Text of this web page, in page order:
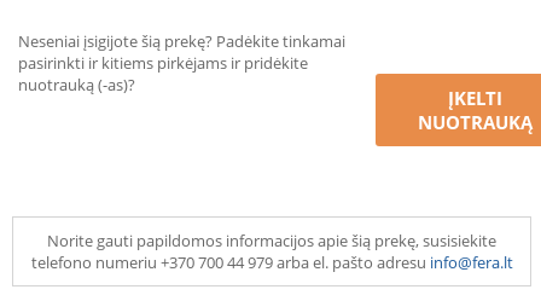
Neseniai įsigijote šią prekę? Padėkite tinkamai
pasirinkti ir kitiems pirkėjams ir pridėkite
nuotrauką (-as)?
ĮKELTI
NUOTRAUKĄ
Norite gauti papildomos informacijos apie šią prekę, susisiekite
telefono numeriu +370 700 44 979 arba el. pašto adresu info@fera.lt